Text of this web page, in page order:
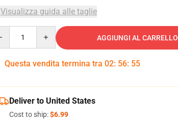
Visualizza guida alle taglie
AGGIUNGI AL CARRELLO
Questa vendita termina tra 02: 56: 54
Deliver to United States
Cost to ship:$6.99